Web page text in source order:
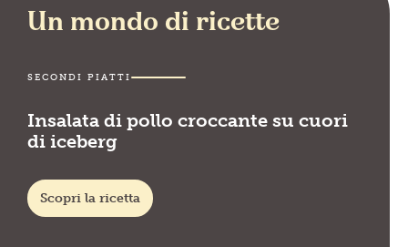
Un mondo di ricette
SECONDI PIATTI
Insalata di pollo croccante su cuori
di iceberg
Scopri la ricetta